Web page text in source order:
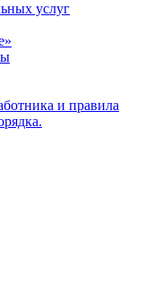
услуг
и правила